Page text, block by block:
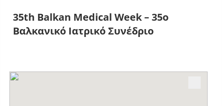
35th Balkan Medical Week – 35ο
Βαλκανικό Ιατρικό Συνέδριο